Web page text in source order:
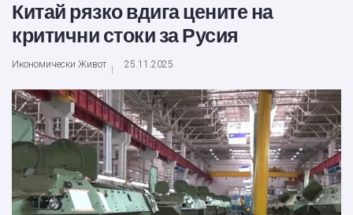
Китай рязко вдига цените на
критични стоки за Русия
Икономически Живот 25.11.2025